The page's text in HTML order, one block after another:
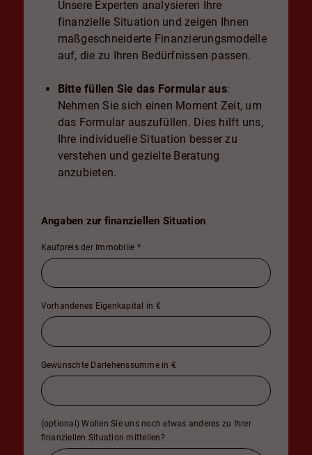
Unsere Experten analysieren Ihre
finanzielle Situation und zeigen Ihnen
maßgeschneiderte Finanzierungsmodelle
auf, die zu Ihren Bedürfnissen passen.
Bitte füllen Sie das Formular aus:
Nehmen Sie sich einen Moment Zeit, um
das Formular auszufüllen. Dies hilft uns,
Ihre individuelle Situation besser zu
verstehen und gezielte Beratung
anzubieten.
Angaben zur finanziellen Situation
Kaufpreis der Immobilie *
Vorhandenes Eigenkapital in €
Gewünschte Darlehenssumme in €
(optional) Wollen Sie uns noch etwas anderes zu Ihrer
finanziellen Situation mitteilen?